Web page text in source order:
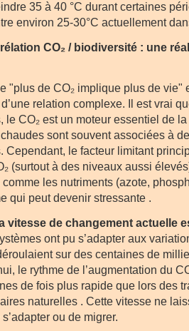
35 à 40 °C durant certaines
environ 25-30°C actuellement
CO₂ / biodiversité : une
"plus de CO₂ implique plus de vie"
relation complexe. Il est vrai
le CO₂ est un moteur essentiel de
sont souvent associées à
Cependant, le facteur limitant
(surtout à des niveaux aussi
les nutriments (azote,
qui peut devenir stressante .
vitesse de changement actuelle
ont pu s’adapter aux
sur des centaines de
le rythme de l’augmentation du
de fois plus rapide que lors des
naturelles . Cette vitesse ne
ou de migrer.